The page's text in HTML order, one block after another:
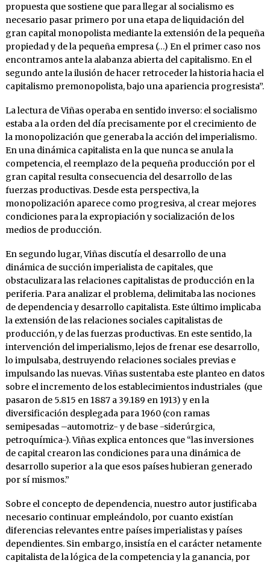
propuesta que sostiene que para llegar al socialismo es
necesario pasar primero por una etapa de liquidación del
gran capital monopolista mediante la extensión de la pequeña
propiedad y de la pequeña empresa (…) En el primer caso nos
encontramos ante la alabanza abierta del capitalismo. En el
segundo ante la ilusión de hacer retroceder la historia hacia el
capitalismo premonopolista, bajo una apariencia progresista”.
La lectura de Viñas operaba en sentido inverso: el socialismo
estaba a la orden del día precisamente por el crecimiento de
la monopolización que generaba la acción del imperialismo.
En una dinámica capitalista en la que nunca se anula la
competencia, el reemplazo de la pequeña producción por el
gran capital resulta consecuencia del desarrollo de las
fuerzas productivas. Desde esta perspectiva, la
monopolización aparece como progresiva, al crear mejores
condiciones para la expropiación y socialización de los
medios de producción.
En segundo lugar, Viñas discutía el desarrollo de una
dinámica de succión imperialista de capitales, que
obstaculizara las relaciones capitalistas de producción en la
periferia. Para analizar el problema, delimitaba las nociones
de dependencia y desarrollo capitalista. Este último implicaba
la extensión de las relaciones sociales capitalistas de
producción, y de las fuerzas productivas. En este sentido, la
intervención del imperialismo, lejos de frenar ese desarrollo,
lo impulsaba, destruyendo relaciones sociales previas e
impulsando las nuevas. Viñas sustentaba este planteo en datos
sobre el incremento de los establecimientos industriales (que
pasaron de 5.815 en 1887 a 39.189 en 1913) y en la
diversificación desplegada para 1960 (con ramas
semipesadas –automotriz- y de base -siderúrgica,
petroquímica-). Viñas explica entonces que “las inversiones
de capital crearon las condiciones para una dinámica de
desarrollo superior a la que esos países hubieran generado
por sí mismos.”
Sobre el concepto de dependencia, nuestro autor justificaba
necesario continuar empleándolo, por cuanto existían
diferencias relevantes entre países imperialistas y países
dependientes. Sin embargo, insistía en el carácter netamente
capitalista de la lógica de la competencia y la ganancia, por